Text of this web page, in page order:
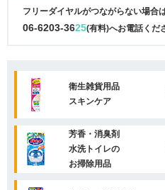
フリーダイヤルがつながらない場合
06-6203-3625(有料)へお電話くだ
衛生雑貨用品
スキンケア
芳香・消臭剤
水洗トイレの
お掃除用品